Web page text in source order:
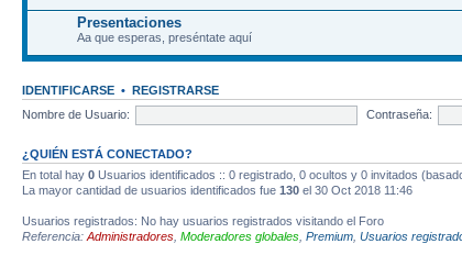
Presentaciones
Aa que esperas, preséntate aquí
IDENTIFICARSE • REGISTRARSE
Nombre de Usuario:
Contraseña:
¿QUIÉN ESTÁ CONECTADO?
En total hay 0 Usuarios identificados :: 0 registrado, 0 ocultos y 0 invitados
La mayor cantidad de usuarios identificados fue 130 el 30 Oct 2018 11:46
Usuarios registrados: No hay usuarios registrados visitando el Foro
Referencia: Administradores Moderadores globales Premium Usuarios